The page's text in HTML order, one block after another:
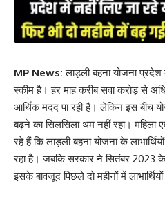
MP News:लाड़ली बहना योजना
स्कीम है। हर माह करीब सवा करोड़ से
आर्थिक मदद पा रही हैं। लेकिन इस बीच
बढ़ने का सिलसिला थम नहीं रहा। महिला
रहे हैं कि लाड़ली बहना योजना के
रहा है। जबकि सरकार ने सितंबर 2023
इसके बावजूद पिछले दो महीनों में